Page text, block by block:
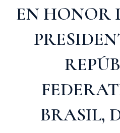
EN HONOR
BRASIL,